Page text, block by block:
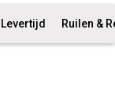
Levertijd Ruilen &